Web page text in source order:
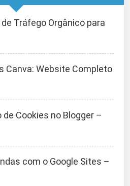
Tráfego Orgânico para
Canva: Website Completo
Cookies no Blogger –
com o Google Sites –